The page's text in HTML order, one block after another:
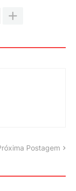
Postagem